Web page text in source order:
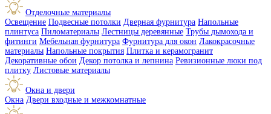
Отделочные материалы
Освещение Подвесные потолки Дверная фурнитура Напольные
плинтуса Пиломатериалы Лестницы деревянные Трубы дымохода и
фитинги Мебельная фурнитура Фурнитура для окон Лакокрасочные
материалы Напольные покрытия Плитка и керамогранит
Декоративные обои Декор потолка и лепнина Ревизионные люки под
плитку Листовые материалы
Окна и двери
Окна Двери входные и межкомнатные